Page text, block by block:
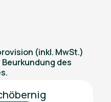
(inkl. MwSt.)
des